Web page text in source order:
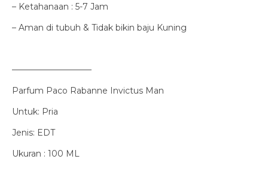
– Ketahanaan : 5-7 Jam
– Aman di tubuh & Tidak bikin baju Kuning
—————————–
Parfum Paco Rabanne Invictus Man
Untuk: Pria
Jenis: EDT
Ukuran : 100 ML